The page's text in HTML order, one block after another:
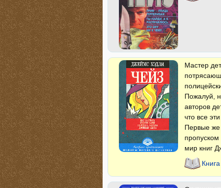
Мастер
Пожалуй,
авторов
что все
Первые же
мир книг